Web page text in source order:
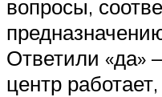
вопросы,
Ответили «да»
центр